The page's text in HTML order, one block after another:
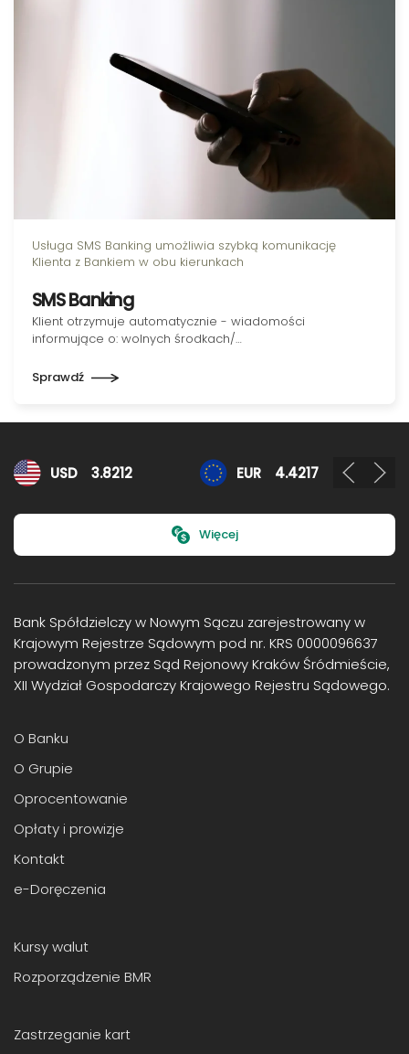
Usługa SMS Banking umożliwia szybką komunikację
Klienta z Bankiem w obu kierunkach
SMS Banking
Klient otrzymuje automatycznie - wiadomości
informujące o: wolnych środkach/…
Sprawdź
Kursy walut
EUR 4.4217 GBP 5.1784
Więcej
Bank Spółdzielczy w Nowym Sączu zarejestrowany w
Krajowym Rejestrze Sądowym pod nr. KRS 0000096637
prowadzonym przez Sąd Rejonowy Kraków Śródmieście,
XII Wydział Gospodarczy Krajowego Rejestru Sądowego.
O Banku
O Grupie
Oprocentowanie
Opłaty i prowizje
Kontakt
e-Doręczenia
Kursy walut
Rozporządzenie BMR
Zastrzeganie kart